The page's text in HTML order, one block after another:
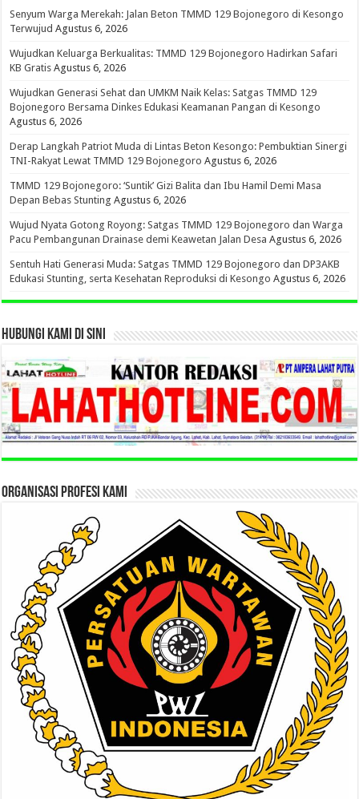
Senyum Warga Merekah: Jalan Beton TMMD 129 Bojonegoro di Kesongo
Terwujud Agustus 6, 2026
Wujudkan Keluarga Berkualitas: TMMD 129 Bojonegoro Hadirkan Safari
KB Gratis Agustus 6, 2026
Wujudkan Generasi Sehat dan UMKM Naik Kelas: Satgas TMMD 129
Bojonegoro Bersama Dinkes Edukasi Keamanan Pangan di Kesongo
Agustus 6, 2026
Derap Langkah Patriot Muda di Lintas Beton Kesongo: Pembuktian Sinergi
TNI-Rakyat Lewat TMMD 129 Bojonegoro Agustus 6, 2026
TMMD 129 Bojonegoro: ‘Suntik’ Gizi Balita dan Ibu Hamil Demi Masa
Depan Bebas Stunting Agustus 6, 2026
Wujud Nyata Gotong Royong: Satgas TMMD 129 Bojonegoro dan Warga
Pacu Pembangunan Drainase demi Keawetan Jalan Desa Agustus 6, 2026
Sentuh Hati Generasi Muda: Satgas TMMD 129 Bojonegoro dan DP3AKB
Edukasi Stunting, serta Kesehatan Reproduksi di Kesongo Agustus 6, 2026
HUBUNGI KAMI DI SINI
ORGANISASI PROFESI KAMI